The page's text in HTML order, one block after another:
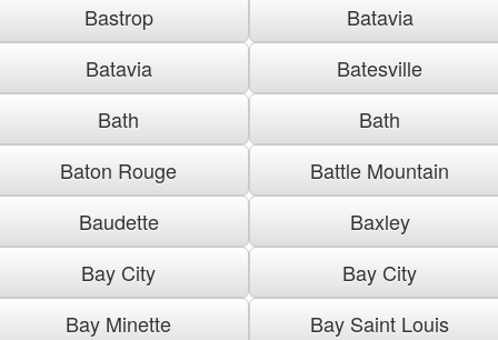
Bastrop
Batavia
Batavia
Batesville
Bath
Bath
Baton Rouge
Battle Mountain
Baudette
Baxley
Bay City
Bay City
Bay Minette
Bay Saint Louis